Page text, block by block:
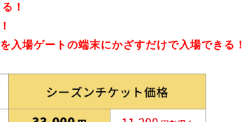
！
入場ゲートの端末にかざすだけで入場できる！